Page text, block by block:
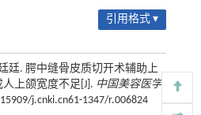
引用格式 ▾
廷. 腭中缝骨皮质切开术辅助上
上颌宽度不足[J]. 中国美容医学
j.cnki.cn61-1347/r.006824